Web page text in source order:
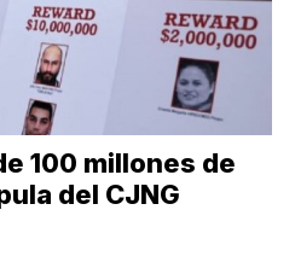
100 millones de
del CJNG